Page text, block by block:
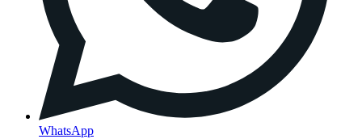
WhatsApp